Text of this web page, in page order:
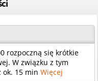
rozpoczną się krótkie
W związku z tym
ok. 15 min Więcej